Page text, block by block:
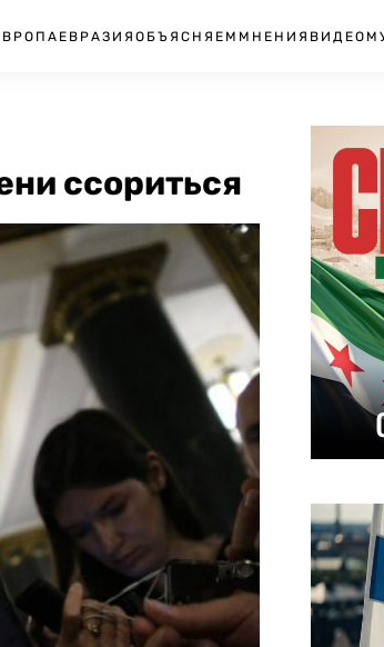
ЕВРАЗИЯ ОБЪЯСНЯЕМ МНЕНИЯ ВИДЕО
ссориться